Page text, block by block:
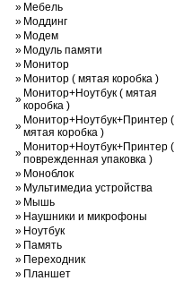
» Мебель
» Моддинг
» Модем
» Модуль памяти
» Монитор
» Монитор ( мятая коробка )
» Монитор+Ноутбук ( мятая
коробка )
» Монитор+Ноутбук+Принтер (
мятая коробка )
» Монитор+Ноутбук+Принтер (
поврежденная упаковка )
» Моноблок
» Мультимедиа устройства
» Мышь
» Наушники и микрофоны
» Ноутбук
» Память
» Переходник
» Планшет